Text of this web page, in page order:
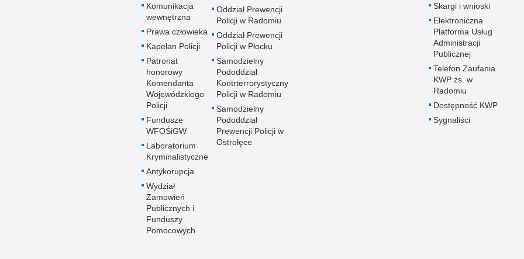
Komunikacja
wewnętrzna
Prawa człowieka
Kapelan Policji
Patronat
honorowy
Komendanta
Wojewódzkiego
Policji
Fundusze
WFOŚiGW
Laboratorium
Kryminalistyczne
Antykorupcja
Wydział
Zamowień
Publicznych i
Funduszy
Pomocowych
Oddział Prewencji
Policji w Radomiu
Oddział Prewencji
Policji w Płocku
Samodzielny
Pododdział
Kontrterrorystyczny
Policji w Radomiu
Samodzielny
Pododdział
Prewencji Policji w
Ostrołęce
Skargi i wnioski
Elektroniczna
Platforma Usług
Administracji
Publicznej
Telefon Zaufania
KWP zs. w
Radomiu
Dostępność KWP
Sygnaliści